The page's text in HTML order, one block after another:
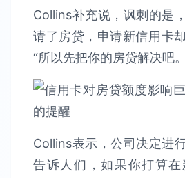
Collins补充说，讽刺的是
请了房贷，申请新信用卡
“所以先把你的房贷解决吧
Collins表示，公司决定进
告诉人们，如果你打算